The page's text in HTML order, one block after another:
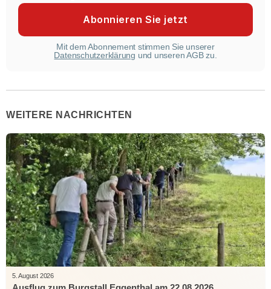
Mit dem Abonnement stimmen Sie unserer
Datenschutzerklärung und unseren AGB zu.
WEITERE NACHRICHTEN
5. August 2026